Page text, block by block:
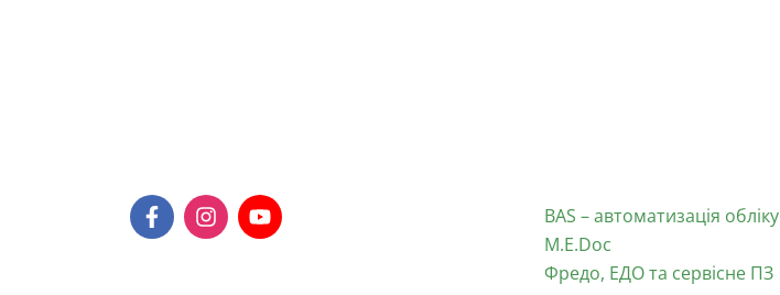
F
a
c
I
n
s
Y
o
u
BAS – автоматизація обліку
M.E.Doc
Фредо, ЕДО та сервісне ПЗ